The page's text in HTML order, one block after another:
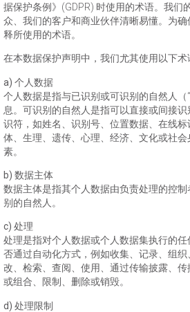
据保护条例》(GDPR) 时使用的术语。我们
众、我们的客户和商业伙伴清晰易懂。为
释所使用的术语。
在本数据保护声明中，我们尤其使用以下术
a) 个人数据
个人数据是指与已识别或可识别的自然人（
息。可识别的自然人是指可以直接或间接
识符，如姓名、识别号、位置数据、在线
体、生理、遗传、心理、经济、文化或社
素。
b) 数据主体
数据主体是指其个人数据由负责处理的控
别的自然人。
c) 处理
处理是指对个人数据或个人数据集执行的
否通过自动化方式，例如收集、记录、组
改、检索、查阅、使用、通过传输披露、
或组合、限制、删除或销毁。
d) 处理限制